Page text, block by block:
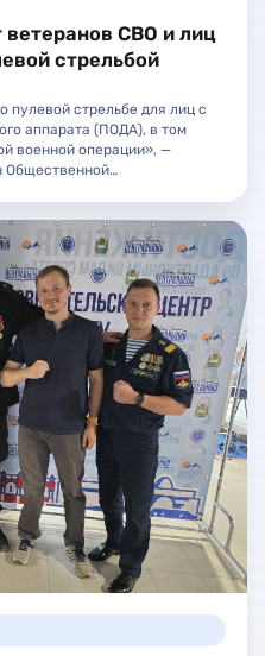
ветеранов СВО и лиц
стрельбой
пулевой стрельбе для лиц с
аппарата (ПОДА), в том
военной операции», —
Общественной…